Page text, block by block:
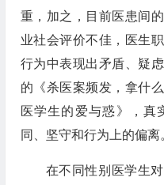
重，加之，目前医患间
业社会评价不佳，医生
行为中表现出矛盾、疑
的《杀医案频发，拿什
医学生的爱与惑》，真
同、坚守和行为上的偏离
在不同性别医学生